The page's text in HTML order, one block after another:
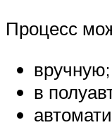
Процесс
вручную;
в